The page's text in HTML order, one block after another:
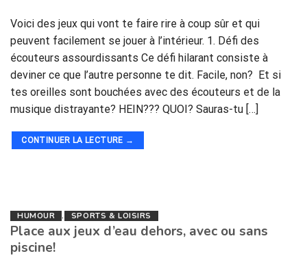
Voici des jeux qui vont te faire rire à coup sûr et qui
peuvent facilement se jouer à l’intérieur. 1. Défi des
écouteurs assourdissants Ce défi hilarant consiste à
deviner ce que l’autre personne te dit. Facile, non? Et si
tes oreilles sont bouchées avec des écouteurs et de la
musique distrayante? HEIN??? QUOI? Sauras-tu […]
CONTINUER LA LECTURE →
HUMOUR , SPORTS & LOISIRS
Place aux jeux d’eau dehors, avec ou sans
piscine!